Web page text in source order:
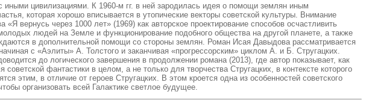
иными цивилизациями. К 1960-м гг. в ней зародилась идея о помощи землян иным
которая хорошо вписывается в утопические векторы советской культуры. Внимание
вернусь через 1000 лет» (1969) как авторское проектирование способов осчастливить
людей на Земле и функционирование подобного общества на другой планете, а также
в дополнительной помощи со стороны землян. Роман Исая Давыдова рассматривается
с «Аэлиты» А. Толстого и заканчивая «прогрессорским» циклом А. и Б. Стругацких.
до логического завершения в продолжении романа (2013), где автор показывает, как
фантастики в целом, а не только для творчества Стругацких, в контексте которого
этим, в отличие от героев Стругацких. В этом кроется одна из особенностей советского
организовать всей Галактике светлое будущее.